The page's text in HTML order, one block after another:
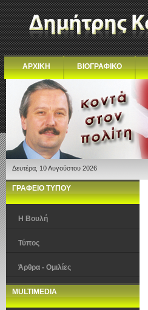
ΑΡΧΙΚΗ ΒΙΟΓΡΑΦΙΚΟ
Δευτέρα, 10 Αυγούστου 2026
ΓΡΑΦΕΙΟ ΤΥΠΟΥ
Η Βουλή
Τύπος
Άρθρα - Ομιλίες
MULTIMEDIA